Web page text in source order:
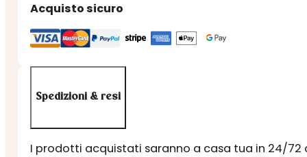
Acquisto sicuro
Spedizioni & resi
I prodotti acquistati saranno a casa tua in 24/72